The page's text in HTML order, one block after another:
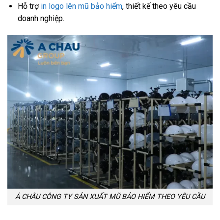
Hỗ trợ in logo lên mũ bảo hiểm, thiết kế theo yêu cầu
doanh nghiệp.
Á CHÂU CÔNG TY SẢN XUẤT MŨ BẢO HIỂM THEO YÊU CẦU